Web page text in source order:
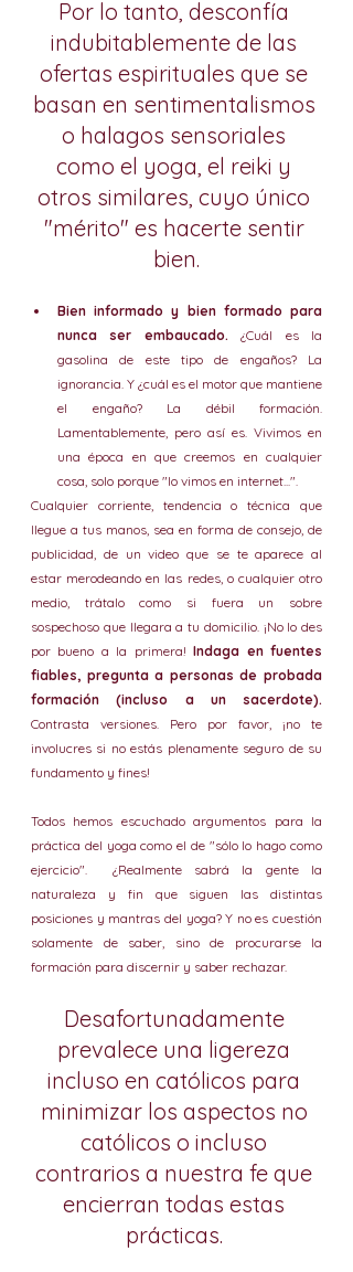
Por lo tanto, desconfía
indubitablemente de las
ofertas espirituales que se
basan en sentimentalismos
o halagos sensoriales
como el yoga, el reiki y
otros similares, cuyo único
"mérito" es hacerte sentir
bien.
Bien informado y bien formado para
nunca ser embaucado. ¿Cuál es la
gasolina de este tipo de engaños? La
ignorancia. Y ¿cuál es el motor que mantiene
el engaño? La débil formación.
Lamentablemente, pero así es. Vivimos en
una época en que creemos en cualquier
cosa, solo porque "lo vimos en internet...".
Cualquier corriente, tendencia o técnica que
llegue a tus manos, sea en forma de consejo, de
publicidad, de un video que se te aparece al
estar merodeando en las redes, o cualquier otro
medio, trátalo como si fuera un sobre
sospechoso que llegara a tu domicilio. ¡No lo des
por bueno a la primera! Indaga en fuentes
fiables, pregunta a personas de probada
formación (incluso a un sacerdote).
Contrasta versiones. Pero por favor, ¡no te
involucres si no estás plenamente seguro de su
fundamento y fines!
Todos hemos escuchado argumentos para la
práctica del yoga como el de "sólo lo hago como
ejercicio".  ¿Realmente sabrá la gente la
naturaleza y fin que siguen las distintas
posiciones y mantras del yoga? Y no es cuestión
solamente de saber, sino de procurarse la
formación para discernir y saber rechazar.
Desafortunadamente
prevalece una ligereza
incluso en católicos para
minimizar los aspectos no
católicos o incluso
contrarios a nuestra fe que
encierran todas estas
prácticas.